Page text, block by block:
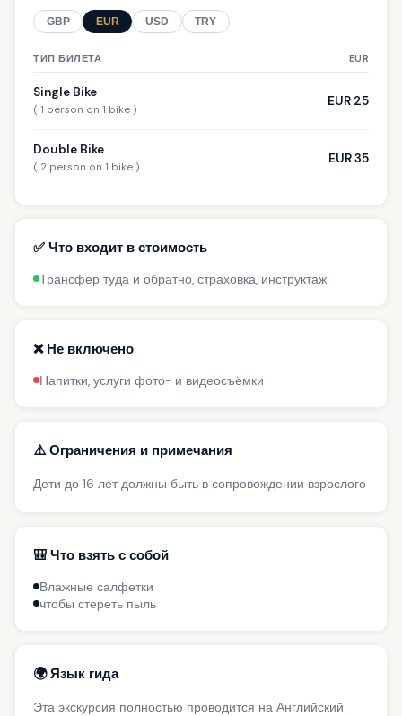
GBP EUR USD TRY
ТИП БИЛЕТА EUR
Single Bike
( 1 person on 1 bike )
EUR 25
Double Bike
( 2 person on 1 bike )
EUR 35
✅ Что входит в стоимость
Трансфер туда и обратно, страховка, инструктаж
❌ Не включено
Напитки, услуги фото- и видеосъёмки
⚠️ Ограничения и примечания
Дети до 16 лет должны быть в сопровождении взрослого
🎒 Что взять с собой
Влажные салфетки
чтобы стереть пыль
🌍 Язык гида
Эта экскурсия полностью проводится на Английский